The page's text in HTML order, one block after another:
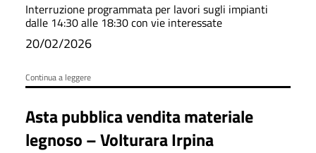
Interruzione programmata per lavori sugli impianti
dalle 14:30 alle 18:30 con vie interessate
20/02/2026
Continua a leggere
Asta pubblica vendita materiale
legnoso – Volturara Irpina